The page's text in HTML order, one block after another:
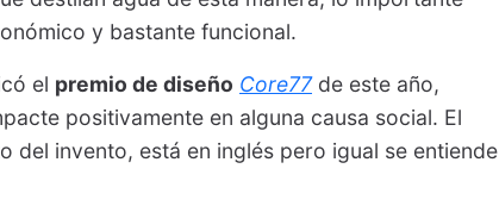
y bastante funcional.
el premio de diseño Core77de este año,
positivamente en alguna causa social. El
del invento, está en inglés pero igual se entiende